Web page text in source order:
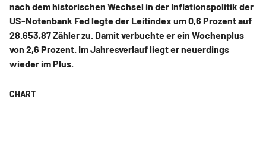
nach dem historischen Wechsel in der Inflationspolitik der
US-Notenbank Fed legte der Leitindex um 0,6 Prozent auf
28.653,87 Zähler zu. Damit verbuchte er ein Wochenplus
von 2,6 Prozent. Im Jahresverlauf liegt er neuerdings
wieder im Plus.